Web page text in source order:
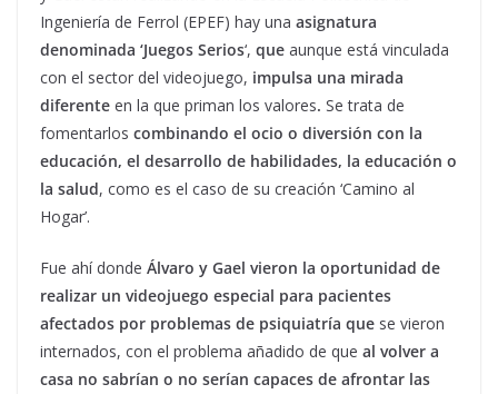
Ingeniería de Ferrol (EPEF) hay una asignatura
denominada ‘Juegos Serios‘, que aunque está vinculada
con el sector del videojuego, impulsa una mirada
diferente en la que priman los valores. Se trata de
fomentarlos combinando el ocio o diversión con la
educación, el desarrollo de habilidades, la educación o
la salud, como es el caso de su creación ‘Camino al
Hogar’.
Fue ahí donde Álvaro y Gael vieron la oportunidad de
realizar un videojuego especial para pacientes
afectados por problemas de psiquiatría que se vieron
internados, con el problema añadido de que al volver a
casa no sabrían o no serían capaces de afrontar las